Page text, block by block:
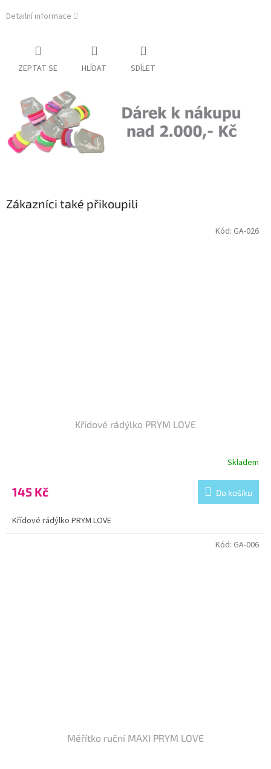
Detailní informace
ZEPTAT SE HLÍDAT SDÍLET
Zákazníci také přikoupili
Křídové rádýlko PRYM LOVE
Skladem
145 Kč Do košíku
Křídové rádýlko PRYM LOVE
Kód: GA-026
Měřítko ruční MAXI PRYM LOVE
Kód: GA-006